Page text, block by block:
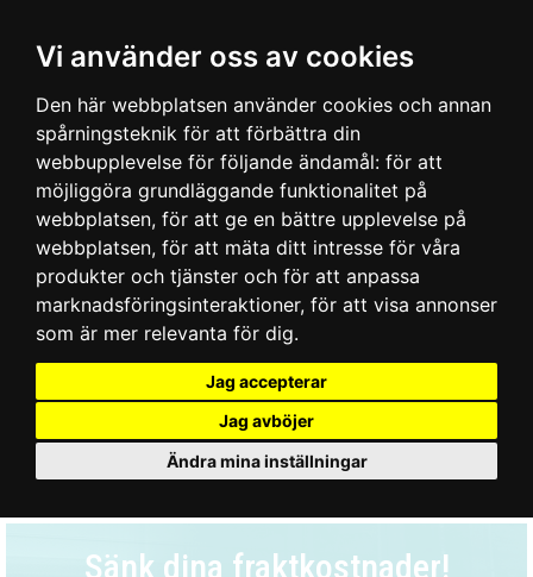
Vi använder oss av cookies
Den här webbplatsen använder cookies och annan
spårningsteknik för att förbättra din
webbupplevelse för följande ändamål: för att
möjliggöra grundläggande funktionalitet på
webbplatsen, för att ge en bättre upplevelse på
webbplatsen, för att mäta ditt intresse för våra
produkter och tjänster och för att anpassa
marknadsföringsinteraktioner, för att visa annonser
som är mer relevanta för dig.
Jag accepterar
Jag avböjer
Ändra mina inställningar
Sänk dina fraktkostnader!